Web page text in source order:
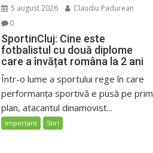
5 august 2026
Claudiu Padurean
0
SportinCluj: Cine este
fotbalistul cu două diplome
care a învățat româna la 2 ani
Într-o lume a sportului rege în care
performanța sportivă e pusă pe prim
plan, atacantul dinamovist...
Important Stiri